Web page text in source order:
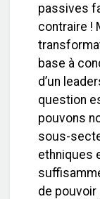
passives
contraire !
base à
d’un
question
pouvons
sous-
ethniques
de pouvoir